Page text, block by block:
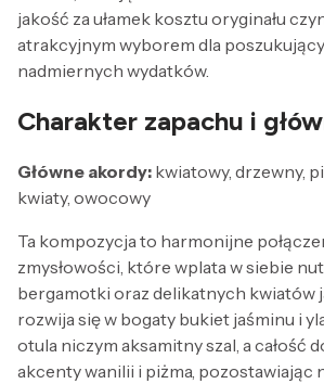
jakość za ułamek kosztu oryginału
atrakcyjnym wyborem dla
nadmiernych wydatków.
Charakter zapachu i
Główne akordy: kwiatowy, drzewny,
kwiaty, owocowy
Ta kompozycja to harmonijne
zmysłowości, które wplata w siebie
bergamotki oraz delikatnych kwiatów
rozwija się w bogaty bukiet jaśminu i
otula niczym aksamitny szal, a całość
akcenty wanilii i piżma, pozostawiając